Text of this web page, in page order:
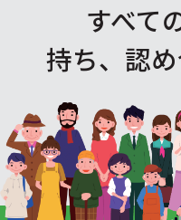
すべて
持ち、認め